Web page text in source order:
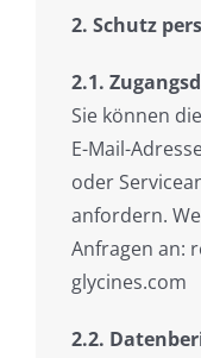
2. Schutz
2.1.
Sie können
E-Mail-
oder
anfordern.
Anfragen an:
glycines.com
2.2.